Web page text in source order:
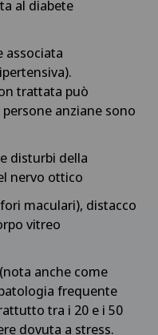
al diabete
associata
trattata può
anziane sono
disturbi della
nervo ottico
maculari), distacco
vitreo
anche come
frequente
tra i 20 e i 50
dovuta a stress.